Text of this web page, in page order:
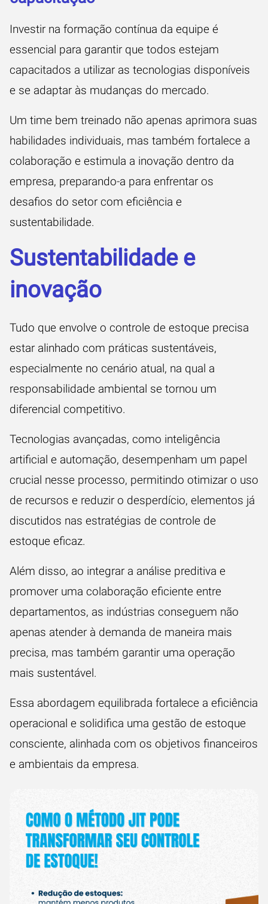
Investir na formação contínua da equipe é
essencial para garantir que todos estejam
capacitados a utilizar as tecnologias disponíveis
e se adaptar às mudanças do mercado.
Um time bem treinado não apenas aprimora suas
habilidades individuais, mas também fortalece a
colaboração e estimula a inovação dentro da
empresa, preparando-a para enfrentar os
desafios do setor com eficiência e
sustentabilidade.
Sustentabilidade e
inovação
Tudo que envolve o controle de estoque precisa
estar alinhado com práticas sustentáveis,
especialmente no cenário atual, na qual a
responsabilidade ambiental se tornou um
diferencial competitivo.
Tecnologias avançadas, como inteligência
artificial e automação, desempenham um papel
crucial nesse processo, permitindo otimizar o uso
de recursos e reduzir o desperdício, elementos já
discutidos nas estratégias de controle de
estoque eficaz.
Além disso, ao integrar a análise preditiva e
promover uma colaboração eficiente entre
departamentos, as indústrias conseguem não
apenas atender à demanda de maneira mais
precisa, mas também garantir uma operação
mais sustentável.
Essa abordagem equilibrada fortalece a eficiência
operacional e solidifica uma gestão de estoque
consciente, alinhada com os objetivos financeiros
e ambientais da empresa.